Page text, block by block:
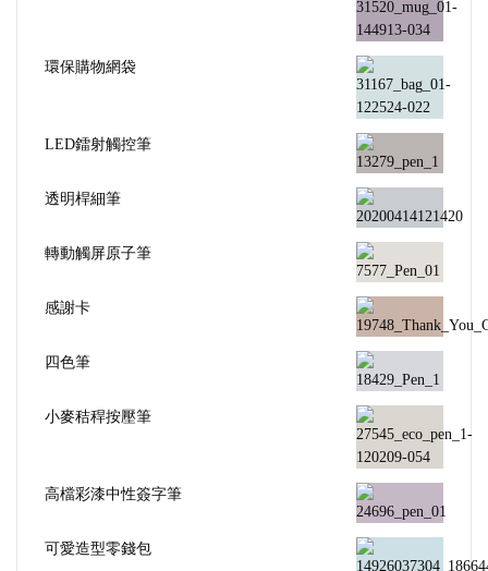
環保購物網袋
LED鐳射觸控筆
透明桿細筆
轉動觸屏原子筆
感謝卡
四色筆
小麥秸稈按壓筆
高檔彩漆中性簽字筆
可愛造型零錢包